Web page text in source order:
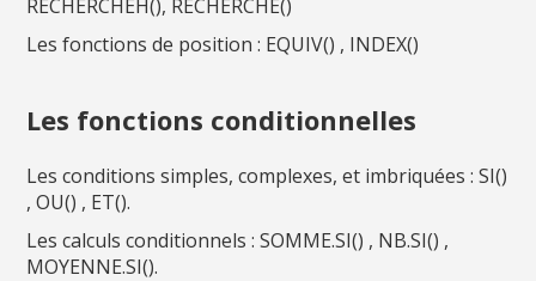
RECHERCHEH(), RECHERCHE()
Les fonctions de position : EQUIV() , INDEX()
Les fonctions conditionnelles
Les conditions simples, complexes, et imbriquées : SI()
, OU() , ET().
Les calculs conditionnels : SOMME.SI() , NB.SI() ,
MOYENNE.SI().